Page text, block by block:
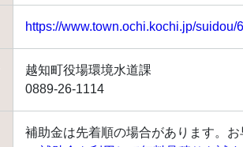
https://www.town.ochi.kochi.jp/suidou/
越知町役場環境水道課
0889-26-1114
補助金は先着順の場合があります。お